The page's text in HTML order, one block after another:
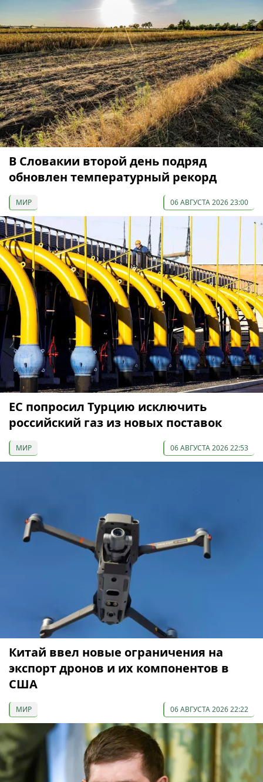
В Словакии второй день подряд
обновлен температурный рекорд
МИР 06 АВГУСТА 2026 23:00
ЕС попросил Турцию исключить
российский газ из новых поставок
МИР 06 АВГУСТА 2026 22:53
Китай ввел новые ограничения на
экспорт дронов и их компонентов в
США
МИР 06 АВГУСТА 2026 22:22